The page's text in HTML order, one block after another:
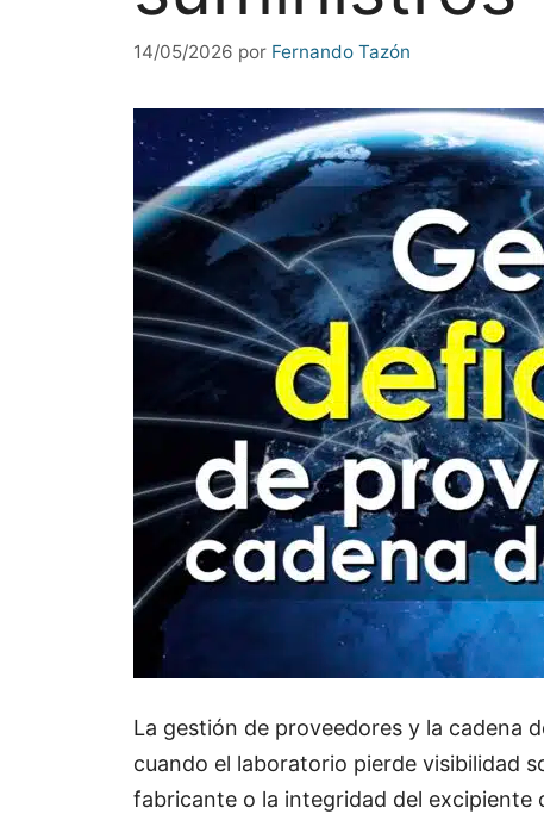
14/05/2026 por Fernando Tazón
La gestión de proveedores y la cadena
cuando el laboratorio pierde visibilidad
fabricante o la integridad del excipiente